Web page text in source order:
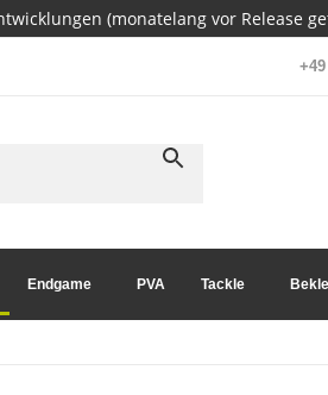
(monatelang vor Release
Endgame PVA Tackle